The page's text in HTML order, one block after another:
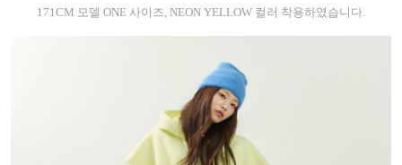
171CM 모델 ONE 사이즈, NEON YELLOW 컬러 착용하였습니다.